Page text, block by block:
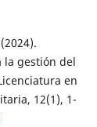
la gestión del
en
12(1), 1-